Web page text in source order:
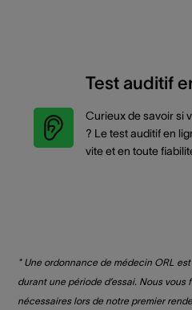
Test auditif
Curieux de savoir si
? Le test auditif en
vite et en toute
* Une ordonnance de médecin ORL
durant une période d’essai. Nous
nécessaires lors de notre premier